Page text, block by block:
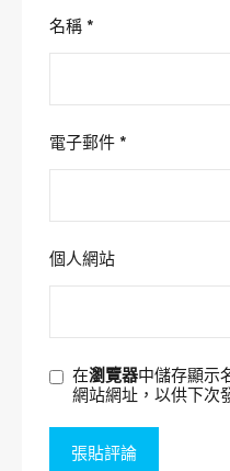
名稱 *
電子郵件 *
個人網站
在瀏覽器中儲存顯示
網站網址，以供下次